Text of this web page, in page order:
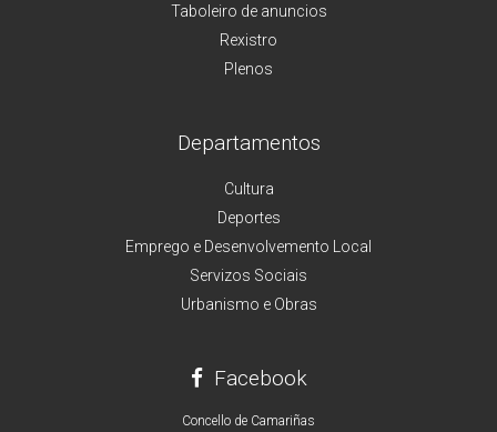
Taboleiro de anuncios
Rexistro
Plenos
Departamentos
Cultura
Deportes
Emprego e Desenvolvemento Local
Servizos Sociais
Urbanismo e Obras
Facebook
Concello de Camariñas